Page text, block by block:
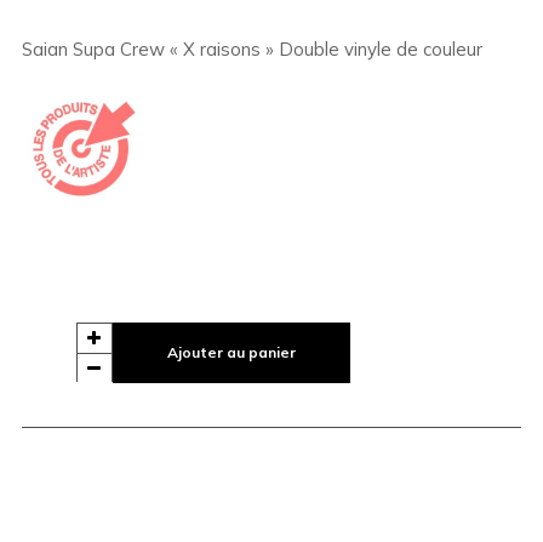
Saian Supa Crew « X raisons » Double vinyle de couleur
Ajouter au panier